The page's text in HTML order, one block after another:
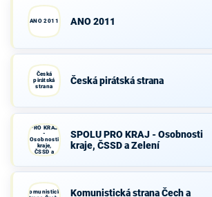
ANO 2011 ANO 2011
Česká
pirátská
strana
Česká pirátská strana
PRO KRAJ
-
Osobnosti
kraje,
ČSSD a
Zelení
SPOLU PRO KRAJ - Osobnosti
kraje, ČSSD a Zelení
Komunistická
Komunistická strana Čech a